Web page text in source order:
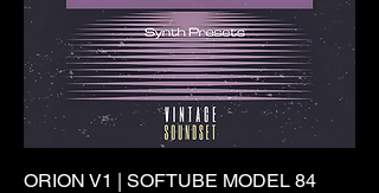
ORION V1 | SOFTUBE MODEL 84